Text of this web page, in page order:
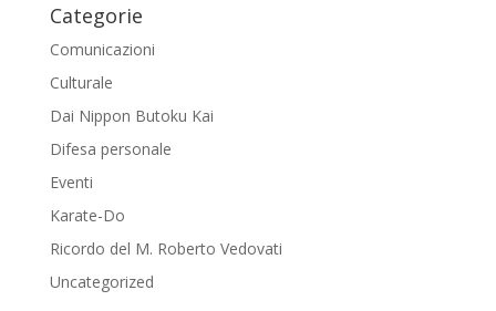
Categorie
Comunicazioni
Culturale
Dai Nippon Butoku Kai
Difesa personale
Eventi
Karate-Do
Ricordo del M. Roberto Vedovati
Uncategorized